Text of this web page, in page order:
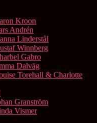
Kroon
Andrén
Linderstål
Winnberg
Gabro
Dalväg
Torehall & Charlotte
Granström
Vismer